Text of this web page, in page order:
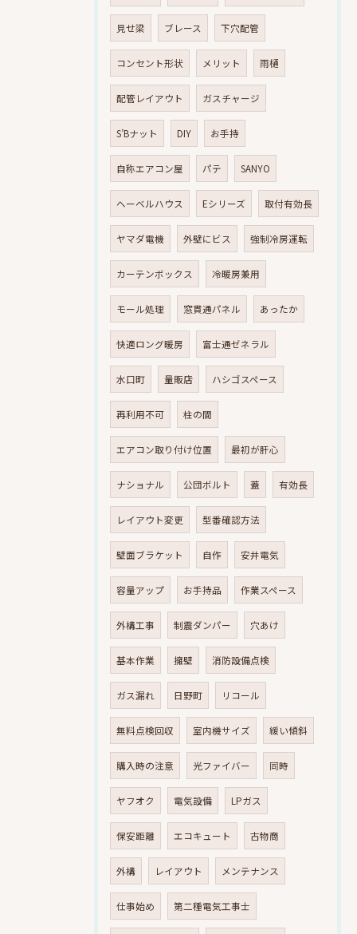
見せ梁 ブレース 下穴配管
コンセント形状 メリット 雨樋
配管レイアウト ガスチャージ
S’Bナット DIY お手持
自称エアコン屋 パテ SANYO
へーベルハウス Eシリーズ 取付有効長
ヤマダ電機 外壁にビス 強制冷房運転
カーテンボックス 冷暖房兼用
モール処理 窓貫通パネル あったか
快適ロング暖房 富士通ゼネラル
水口町 量販店 ハシゴスペース
再利用不可 柱の間
エアコン取り付け位置 最初が肝心
ナショナル 公団ボルト 蓋 有効長
レイアウト変更 型番確認方法
壁面ブラケット 自作 安井電気
容量アップ お手持品 作業スペース
外構工事 制震ダンパー 穴あけ
基本作業 擁壁 消防設備点検
ガス漏れ 日野町 リコール
無料点検回収 室内機サイズ 緩い傾斜
購入時の注意 光ファイバー 同時
ヤフオク 電気設備 LPガス
保安距離 エコキュート 古物商
外構 レイアウト メンテナンス
仕事始め 第二種電気工事士